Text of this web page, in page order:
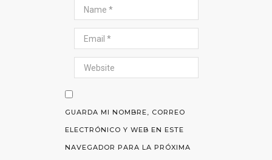
GUARDA MI NOMBRE, CORREO
ELECTRÓNICO Y WEB EN ESTE
NAVEGADOR PARA LA PRÓXIMA